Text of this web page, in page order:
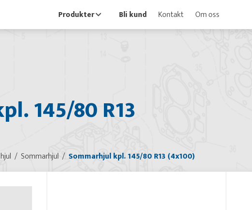
Produkter Bli kund Kontakt Om oss
145/80 R13
Sommarhjul Sommarhjul kpl. 145/80 R13 (4x100)